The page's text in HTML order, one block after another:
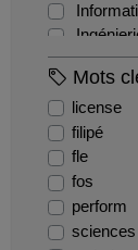
Métiers
Mots
license
filipé
fle
fos
perform
sciences